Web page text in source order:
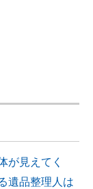
が見えてく
遺品整理人は